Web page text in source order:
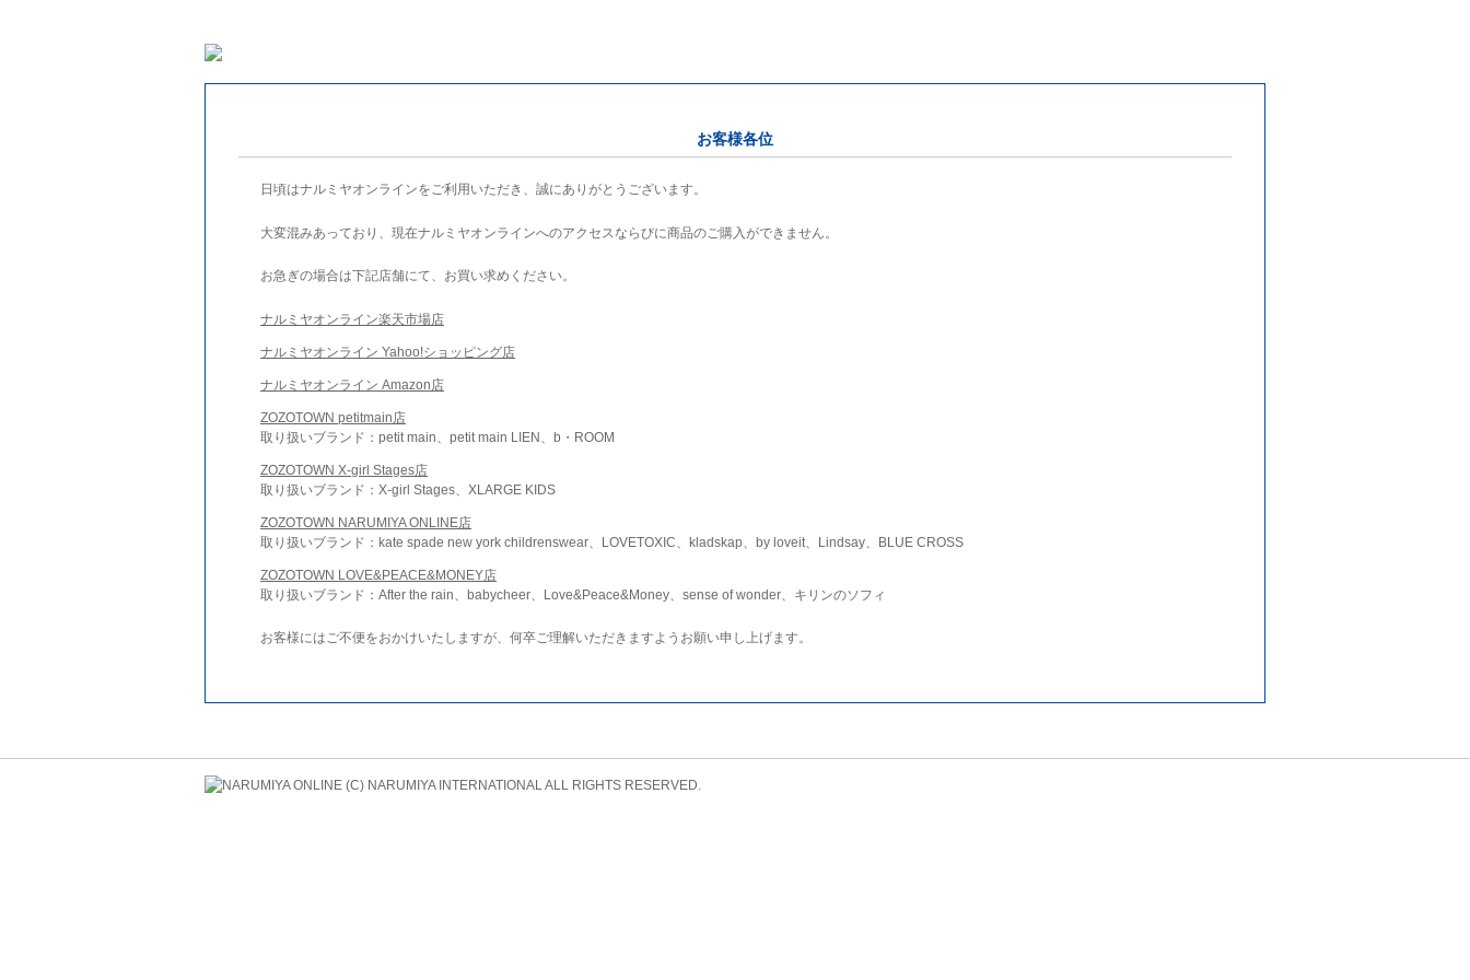
お客様各位
日頃はナルミヤオンラインをご利用いただき、誠にありがとうございます。
大変混みあっており、現在ナルミヤオンラインへのアクセスならびに商品のご購入ができません。
お急ぎの場合は下記店舗にて、お買い求めください。
ナルミヤオンライン楽天市場店
ナルミヤオンライン Yahoo!ショッピング店
ナルミヤオンライン Amazon店
ZOZOTOWN petitmain店
取り扱いブランド：petit main、petit main LIEN、b・ROOM
ZOZOTOWN X-girl Stages店
取り扱いブランド：X-girl Stages、XLARGE KIDS
ZOZOTOWN NARUMIYA ONLINE店
取り扱いブランド：kate spade new york childrenswear、LOVETOXIC、kladskap、by loveit、Lindsay、BLUE CROSS
ZOZOTOWN LOVE&PEACE&MONEY店
取り扱いブランド：After the rain、babycheer、Love&Peace&Money、sense of wonder、キリンのソフィ
お客様にはご不便をおかけいたしますが、何卒ご理解いただきますようお願い申し上げます。